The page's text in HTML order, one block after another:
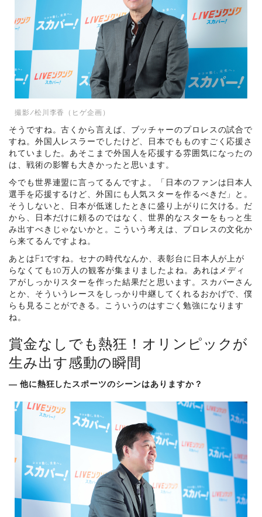
撮影/松川李香（ヒゲ企画）
そうですね。古くから言えば、ブッチャーのプロレスの試合で
すね。外国人レスラーでしたけど、日本でもものすごく応援さ
れていました。あそこまで外国人を応援する雰囲気になったの
は、戦術の影響も大きかったと思います。
今でも世界連盟に言ってるんですよ。「日本のファンは日本人
選手を応援するけど、外国にも人気スターを作るべきだ」と。
そうしないと、日本が低迷したときに盛り上がりに欠ける。だ
から、日本だけに頼るのではなく、世界的なスターをもっと生
み出すべきじゃないかと。こういう考えは、プロレスの文化か
ら来てるんですよね。
あとはF1ですね。セナの時代なんか、表彰台に日本人が上が
らなくても10万人の観客が集まりましたよね。あれはメディ
アがしっかりスターを作った結果だと思います。スカパーさん
とか、そういうレースをしっかり中継してくれるおかげで、僕
らも見ることができる。こういうのはすごく勉強になります
ね。
賞金なしでも熱狂！オリンピックが
生み出す感動の瞬間
― 他に熱狂したスポーツのシーンはありますか？